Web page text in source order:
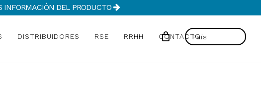
DISTRIBUIDORES RSE RRHH CONTACTO
INFORMACIÓN DEL PRODUCTO